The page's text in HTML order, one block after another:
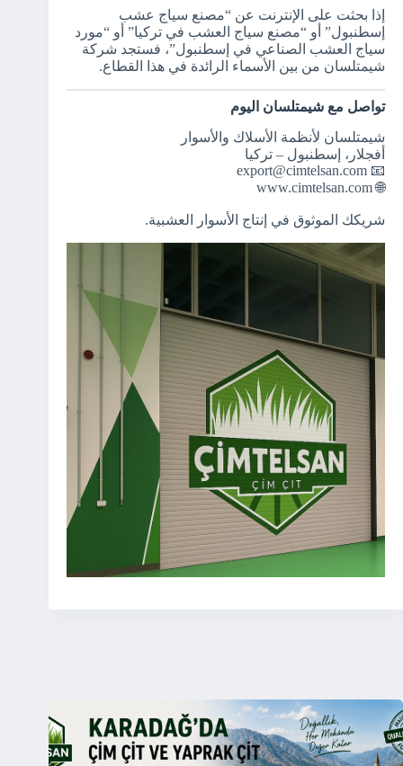
إذا بحثت على الإنترنت عن “مصنع سياج عشب
إسطنبول” أو “مصنع سياج العشب في تركيا” أو “مورد
سياج العشب الصناعي في إسطنبول”، فستجد شركة
شيمتلسان من بين الأسماء الرائدة في هذا القطاع.
تواصل مع شيمتلسان اليوم
شيمتلسان لأنظمة الأسلاك والأسوار
أفجلار، إسطنبول – تركيا
📧 export@cimtelsan.com
🌐 www.cimtelsan.com
شريكك الموثوق في إنتاج الأسوار العشبية.